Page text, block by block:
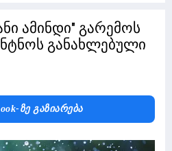
ამინდი" გარემოს
განახლებული
Ზე Გაზიარება